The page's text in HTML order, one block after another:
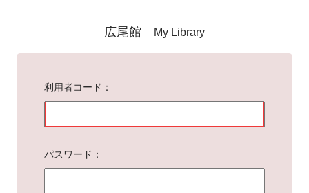
広尾館 My Library
利用者コード
パスワード